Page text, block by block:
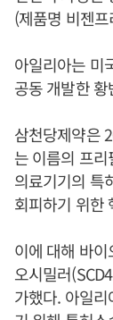
(제품명 비젠
아일리아는 미
공동 개발한
삼천당제약은
는 이름의 프
의료기기의 특
회피하기 위한
이에 대해 바
오시밀러
가했다. 아일